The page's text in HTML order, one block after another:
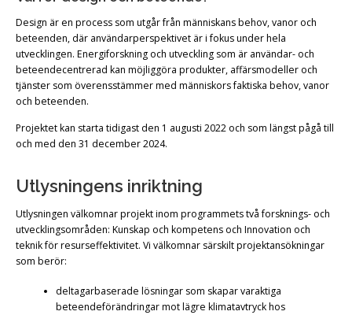
Design är en process som utgår från människans behov, vanor och
beteenden, där användarperspektivet är i fokus under hela
utvecklingen. Energiforskning och utveckling som är användar- och
beteendecentrerad kan möjliggöra produkter, affärsmodeller och
tjänster som överensstämmer med människors faktiska behov, vanor
och beteenden.
Projektet kan starta tidigast den 1 augusti 2022 och som längst pågå till
och med den 31 december 2024.
Utlysningens inriktning
Utlysningen välkomnar projekt inom programmets två forsknings- och
utvecklingsområden: Kunskap och kompetens och Innovation och
teknik för resurseffektivitet. Vi välkomnar särskilt projektansökningar
som berör:
deltagarbaserade lösningar som skapar varaktiga
beteendeförändringar mot lägre klimatavtryck hos